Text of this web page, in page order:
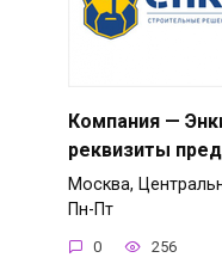
Компания —
реквизиты
Москва,
Пн-Пт
0 256